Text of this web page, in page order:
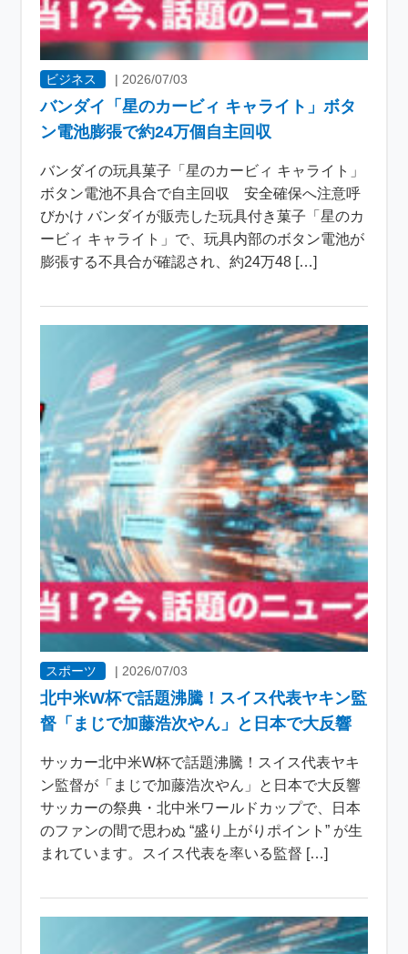
ビジネス | 2026/07/03
バンダイ「星のカービィ キャライト」ボタ
ン電池膨張で約24万個自主回収
バンダイの玩具菓子「星のカービィ キャライト」
ボタン電池不具合で自主回収 安全確保へ注意呼
びかけ バンダイが販売した玩具付き菓子「星のカ
ービィ キャライト」で、玩具内部のボタン電池が
膨張する不具合が確認され、約24万48 […]
スポーツ | 2026/07/03
北中米W杯で話題沸騰！スイス代表ヤキン監
督「まじで加藤浩次やん」と日本で大反響
サッカー北中米W杯で話題沸騰！スイス代表ヤキ
ン監督が「まじで加藤浩次やん」と日本で大反響
サッカーの祭典・北中米ワールドカップで、日本
のファンの間で思わぬ “盛り上がりポイント” が生
まれています。スイス代表を率いる監督 […]